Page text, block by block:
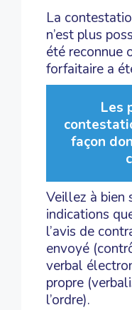
La
n’est plus
été reconnue
forfaitaire a
Les
façon
Veillez à bien
indications
l’avis de
envoyé
verbal
propre
l’ordre).